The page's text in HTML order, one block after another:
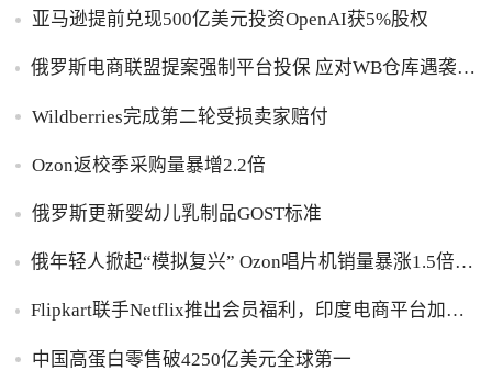
亚马逊提前兑现500亿美元投资OpenAI获5%股权
俄罗斯电商联盟提案强制平台投保 应对WB仓库遇袭卖
Wildberries完成第二轮受损卖家赔付
Ozon返校季采购量暴增2.2倍
俄罗斯更新婴幼儿乳制品GOST标准
俄年轻人掀起“模拟复兴” Ozon唱片机销量暴涨1.5倍黑
Flipkart联手Netflix推出会员福利，印度电商平台加码
中国高蛋白零售破4250亿美元全球第一